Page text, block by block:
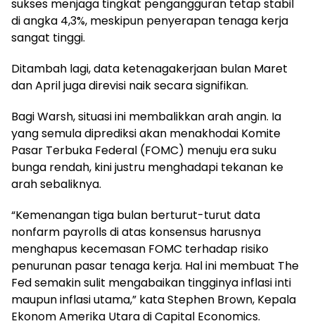
sukses menjaga tingkat pengangguran tetap stabil
di angka 4,3%, meskipun penyerapan tenaga kerja
sangat tinggi.
Ditambah lagi, data ketenagakerjaan bulan Maret
dan April juga direvisi naik secara signifikan.
Bagi Warsh, situasi ini membalikkan arah angin. Ia
yang semula diprediksi akan menakhodai Komite
Pasar Terbuka Federal (FOMC) menuju era suku
bunga rendah, kini justru menghadapi tekanan ke
arah sebaliknya.
“Kemenangan tiga bulan berturut-turut data
nonfarm payrolls di atas konsensus harusnya
menghapus kecemasan FOMC terhadap risiko
penurunan pasar tenaga kerja. Hal ini membuat The
Fed semakin sulit mengabaikan tingginya inflasi inti
maupun inflasi utama,” kata Stephen Brown, Kepala
Ekonom Amerika Utara di Capital Economics.